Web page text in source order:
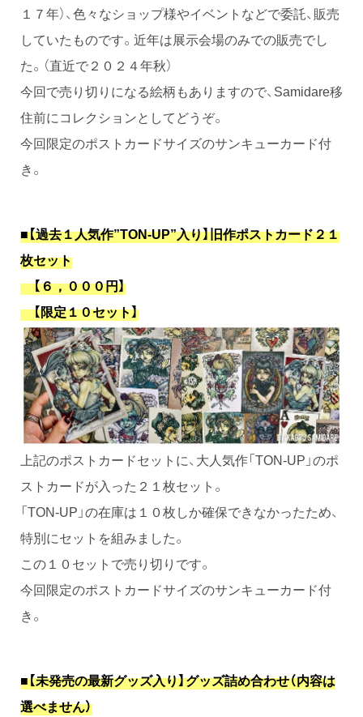
１７年）、色々なショップ様やイベントなどで委託、販売
していたものです。近年は展示会場のみでの販売でし
た。（直近で２０２４年秋）
今回で売り切りになる絵柄もありますので、Samidare移
住前にコレクションとしてどうぞ。
今回限定のポストカードサイズのサンキューカード付
き。
■【過去１人気作”TON-UP”入り】旧作ポストカード２１
枚セット
【６，０００円】
【限定１０セット】
上記のポストカードセットに、大人気作「TON-UP」のポ
ストカードが入った２１枚セット。
「TON-UP」の在庫は１０枚しか確保できなかったため、
特別にセットを組みました。
この１０セットで売り切りです。
今回限定のポストカードサイズのサンキューカード付
き。
■【未発売の最新グッズ入り】グッズ詰め合わせ（内容は
選べません）